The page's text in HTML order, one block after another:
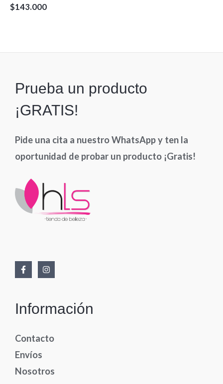
Valorado
en
$143.000
Prueba un producto
¡GRATIS!
Pide una cita a nuestro WhatsApp y ten la
oportunidad de probar un producto ¡Gratis!
Información
Contacto
Envíos
Nosotros